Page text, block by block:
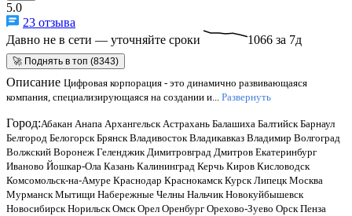
5.0
23 отзыва
Давно не в сети — уточняйте сроки
1066 за 7д
🚀 Поднять в топ (8343)
Описание Цифровая корпорация - это динамично развивающаяся
компания, специализирующаяся на создании и... Развернуть
Город:Абакан Анапа Архангельск Астрахань Балашиха Балтийск Барнаул
Белгород Белогорск Брянск Владивосток Владикавказ Владимир Волгоград
Волжский Воронеж Геленджик Димитровград Дмитров Екатеринбург
Иваново Йошкар-Ола Казань Калининград Керчь Киров Кисловодск
Комсомольск-на-Амуре Краснодар Краснокамск Курск Липецк Москва
Мурманск Мытищи Набережные Челны Нальчик Новокуйбышевск
Новосибирск Норильск Омск Орел Оренбург Орехово-Зуево Орск Пенза